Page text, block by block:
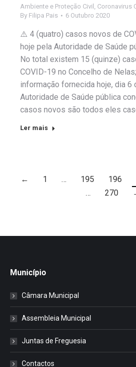
Ambiente e Proteção Civil , Coronavirus
By Filipa Pais 6 Outubro 2020
⚠️ 4 (quatro) casos novos de
hoje pela Autoridade de Saúde
No total existem 15 (quinze)
COVID-19 no Concelho de
informação fornecida hoje, dia 6
Autoridade de Saúde pública
casos novos são todos eles
Ler mais
← 1 … 195 196
…
270
Município
Câmara Municipal
Assembleia Municipal
Juntas de Freguesia
Contactos